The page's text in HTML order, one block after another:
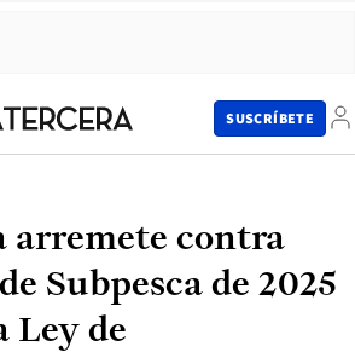
SUSCRÍBETE
arremete contra
Subpesca de 2025
Ley de